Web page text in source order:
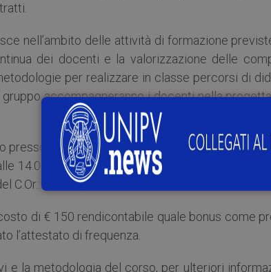
nell’ambito delle attività di formazione
dei docenti e la valorizzazione delle
per realizzare in classe percorsi di
accompagneranno i docenti nella
presso il Campus Aquae (Strada Cascinazza, 29
14.00 alle 18.00,ma occorre iscriversi fin da
C.Or.: cor.unipv.eu
di € 150 rendicontabile quale bonus come
l’attestato di frequenza.
e la metodologia del corso, per ulteriori